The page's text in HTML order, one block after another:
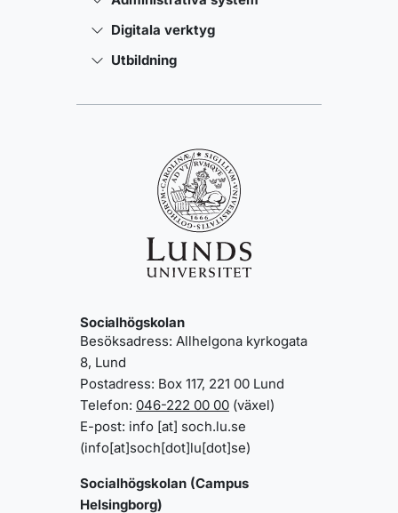
Digitala verktyg
Utbildning
Socialhögskolan
Besöksadress: Allhelgona kyrkogata
8, Lund
Postadress: Box 117, 221 00 Lund
Telefon: 046-222 00 00 (växel)
E-post: info [at] soch.lu.se
(info[at]soch[dot]lu[dot]se)
Socialhögskolan (Campus
Helsingborg)